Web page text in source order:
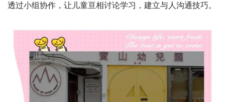
透过小组协作，让儿童亘相讨论学习，建立与人沟通技巧。